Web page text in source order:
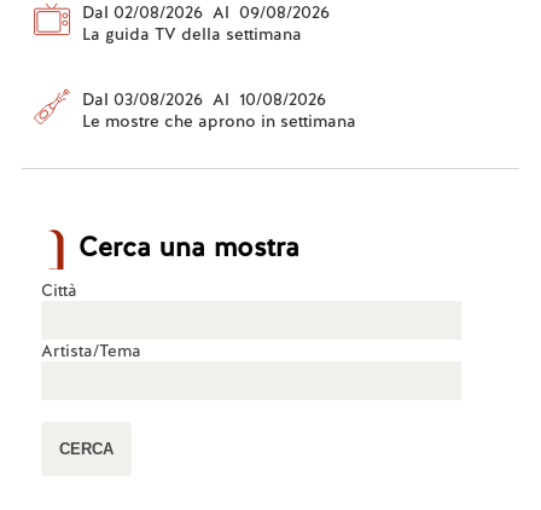
Dal 02/08/2026 Al 09/08/2026
La guida TV della settimana
Dal 03/08/2026 Al 10/08/2026
Le mostre che aprono in settimana
Cerca una mostra
Città
Artista/Tema